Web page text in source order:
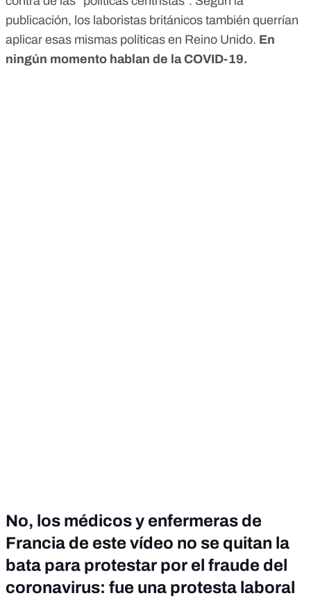
publicación, los laboristas británicos también querrían
aplicar esas mismas políticas en Reino Unido. En
ningún momento hablan de la COVID-19.
No, los médicos y enfermeras de
Francia de este vídeo no se quitan la
bata para protestar por el fraude del
coronavirus: fue una protesta laboral